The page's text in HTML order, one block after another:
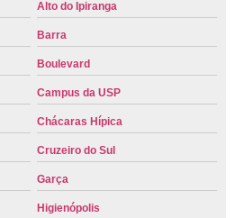
Alto do Ipiranga
Barra
Boulevard
Campus da USP
Chácaras Hípica
Cruzeiro do Sul
Garça
Higienópolis